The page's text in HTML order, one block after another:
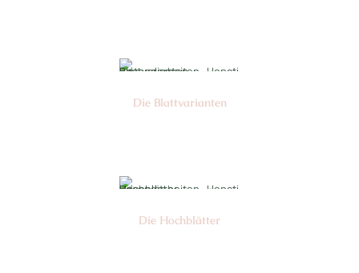
Die Blattvarianten
Die Hochblätter